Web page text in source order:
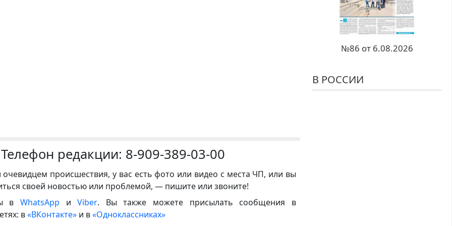
Телефон редакции: 8-909-389-03-00
очевидцем происшествия, у вас есть фото или видео с места ЧП, или вы
своей новостью или проблемой, — пишите или звоните!
в WhatsApp иViber. Вы также можете присылать сообщения в
в«ВКонтакте» и в«Одноклассниках»
№86 от 6.08.2026
В РОССИИ